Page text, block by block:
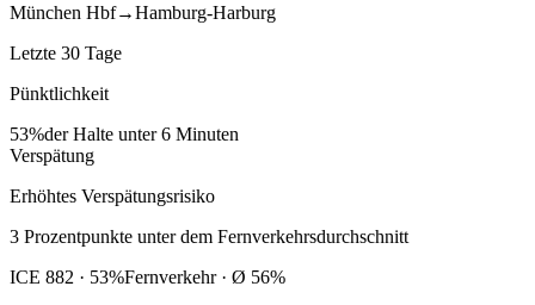
München Hbf→Hamburg-Harburg
Letzte 30 Tage
Pünktlichkeit
53%der Halte unter 6 Minuten
Verspätung
Erhöhtes Verspätungsrisiko
3 Prozentpunkte unter dem Fernverkehrsdurchschnitt
ICE 882 · 53%Fernverkehr · Ø 56%